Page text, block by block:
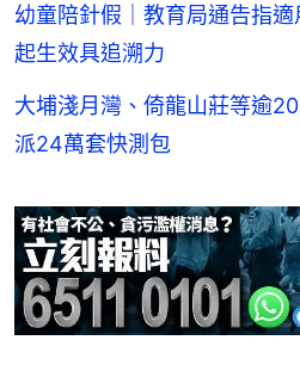
幼童陪針假｜教育局通告指
起生效具追溯力
大埔淺月灣、倚龍山莊等逾
派24萬套快測包